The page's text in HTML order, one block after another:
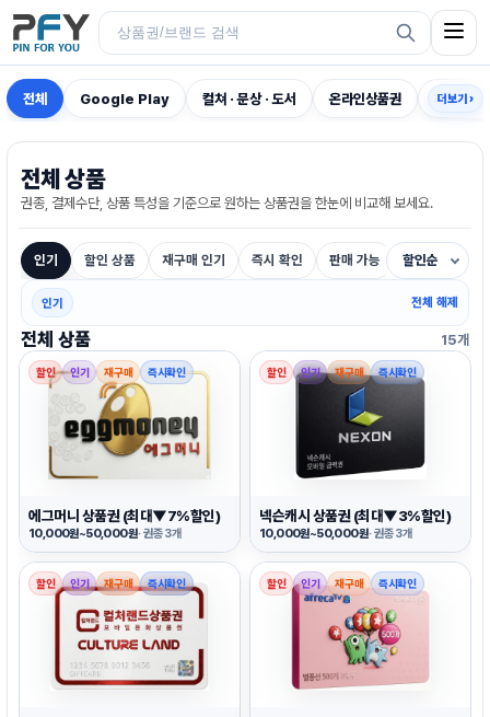
전체 Google Play 컬쳐 · 문상 · 도서 온라인상품권 게임전용
더보기 ›
전체 상품
권종, 결제수단, 상품 특성을 기준으로 원하는 상품권을 한눈에 비교해 보세요.
인기 할인 상품 재구매 인기 즉시 확인 판매 가능 할인순
인기 전체 해제
전체 상품 15개
할인 인기 재구매 즉시확인
에그머니 상품권 (최대▼7%할인)
10,000원~50,000원· 권종 3개
할인 인기 재구매 즉시확인
넥슨캐시 상품권 (최대▼3%할인)
10,000원~50,000원· 권종 3개
할인 인기 재구매 즉시확인 할인 인기 재구매 즉시확인